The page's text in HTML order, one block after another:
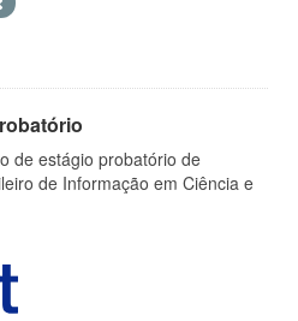
de estágio probatório de
de Informação em Ciência e